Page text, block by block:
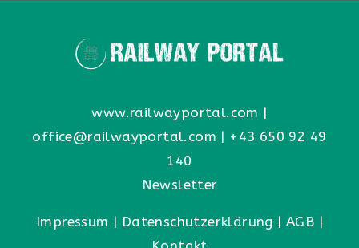
www.railwayportal.com |
office@railwayportal.com | +43 650 92 49
140
Newsletter
Impressum | Datenschutzerklärung | AGB |